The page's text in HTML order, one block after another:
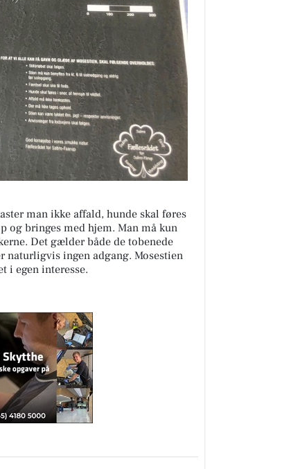
man ikke affald, hunde skal føres
og bringes med hjem. Man må kun
Det gælder både de tobenede
naturligvis ingen adgang. Mosestien
i egen interesse.